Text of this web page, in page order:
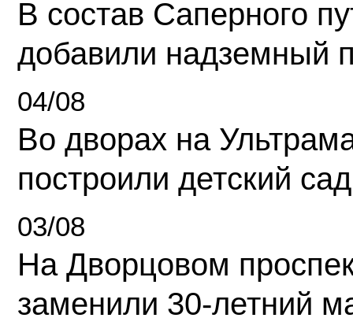
В состав Саперного
добавили надземный
04/08
Во дворах на
построили детский сад
03/08
На Дворцовом
заменили 30-летний